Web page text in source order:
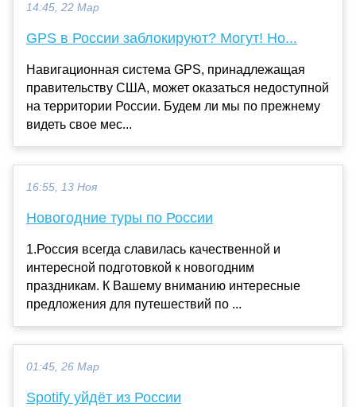
14:45, 22 Мар
GPS в России заблокируют? Могут! Но...
Навигационная система GPS, принадлежащая
правительству США, может оказаться недоступной
на территории России. Будем ли мы по прежнему
видеть свое мес...
16:55, 13 Ноя
Новогодние туры по России
1.Россия всегда славилась качественной и
интересной подготовкой к новогодним
праздникам. К Вашему вниманию интересные
предложения для путешествий по ...
01:45, 26 Мар
Spotify уйдёт из России